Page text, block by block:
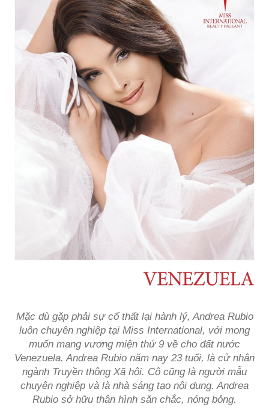
Mặc dù gặp phải sự cố thất lại hành lý, Andrea Rubio
luôn chuyên nghiệp tại Miss International, với mong
muốn mang vương miện thứ 9 về cho đất nước
Venezuela. Andrea Rubio năm nay 23 tuổi, là cử nhân
ngành Truyền thông Xã hội. Cô cũng là người mẫu
chuyên nghiệp và là nhà sáng tạo nội dung. Andrea
Rubio sở hữu thân hình săn chắc, nóng bỏng.